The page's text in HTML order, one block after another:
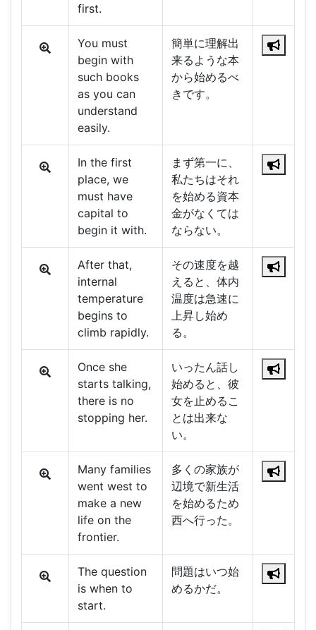
first.
You must
begin with
such books
as you can
understand
easily.
簡単に理解出
来るような本
から始めるべ
きです。
In the first
place, we
must have
capital to
begin it with.
まず第一に、
私たちはそれ
を始める資本
金がなくては
ならない。
After that,
internal
temperature
begins to
climb rapidly.
その速度を越
えると、体内
温度は急速に
上昇し始め
る。
Once she
starts talking,
there is no
stopping her.
いったん話し
始めると、彼
女を止めるこ
とは出来な
い。
Many families
went west to
make a new
life on the
frontier.
多くの家族が
辺境で新生活
を始めるため
西へ行った。
The question
is when to
start.
問題はいつ始
めるかだ。